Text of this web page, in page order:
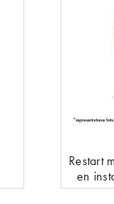
Restart
en